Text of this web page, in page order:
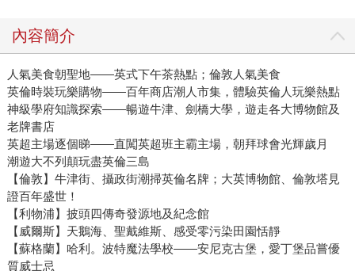
內容簡介
人氣美食朝聖地——英式下午茶熱點；倫敦人氣美食
英倫時裝玩樂購物——百年商店潮人市集，體驗英倫人玩樂熱點
神級學府知識探索——暢遊牛津、劍橋大學，遊走各大博物館及
老牌書店
英超主場逐個睇——直闖英超班主霸主場，朝拜球會光輝歲月
潮遊大不列顛玩盡英倫三島
【倫敦】牛津街、攝政街潮掃英倫名牌；大英博物館、倫敦塔見
證百年盛世！
【利物浦】披頭四傳奇發源地及紀念館
【威爾斯】天鵝海、聖戴維斯、感受零污染田園恬靜
【蘇格蘭】哈利。波特魔法學校——安尼克古堡，愛丁堡品嘗優
質威士忌